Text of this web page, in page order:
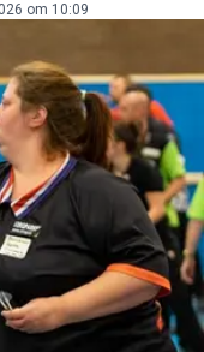
om 10:09